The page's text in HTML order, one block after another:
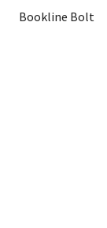
Bookline Bolt